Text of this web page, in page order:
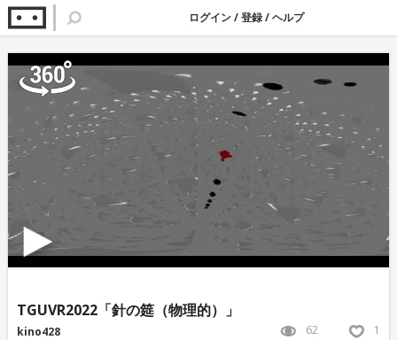
ログイン/登録/ヘルプ
TGUVR2022「針の筵（物理的）」
kino428 62 1